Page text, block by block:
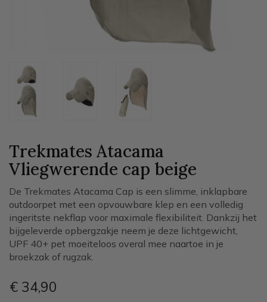
Trekmates Atacama
Vliegwerende cap beige
De Trekmates Atacama Cap is een slimme, inklapbare
outdoorpet met een opvouwbare klep en een volledig
ingeritste nekflap voor maximale flexibiliteit. Dankzij het
bijgeleverde opbergzakje neem je deze lichtgewicht,
UPF 40+ pet moeiteloos overal mee naartoe in je
broekzak of rugzak.
€ 34,90